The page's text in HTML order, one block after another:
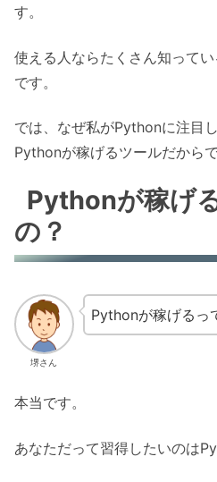
す。
使える人ならたくさん知って
です。
では、なぜ私がPythonに注目
Pythonが稼げるツールだからで
Pythonが稼げ
の？
堺さん
Pythonが稼げるっ
本当です。
あなただって習得したいのは